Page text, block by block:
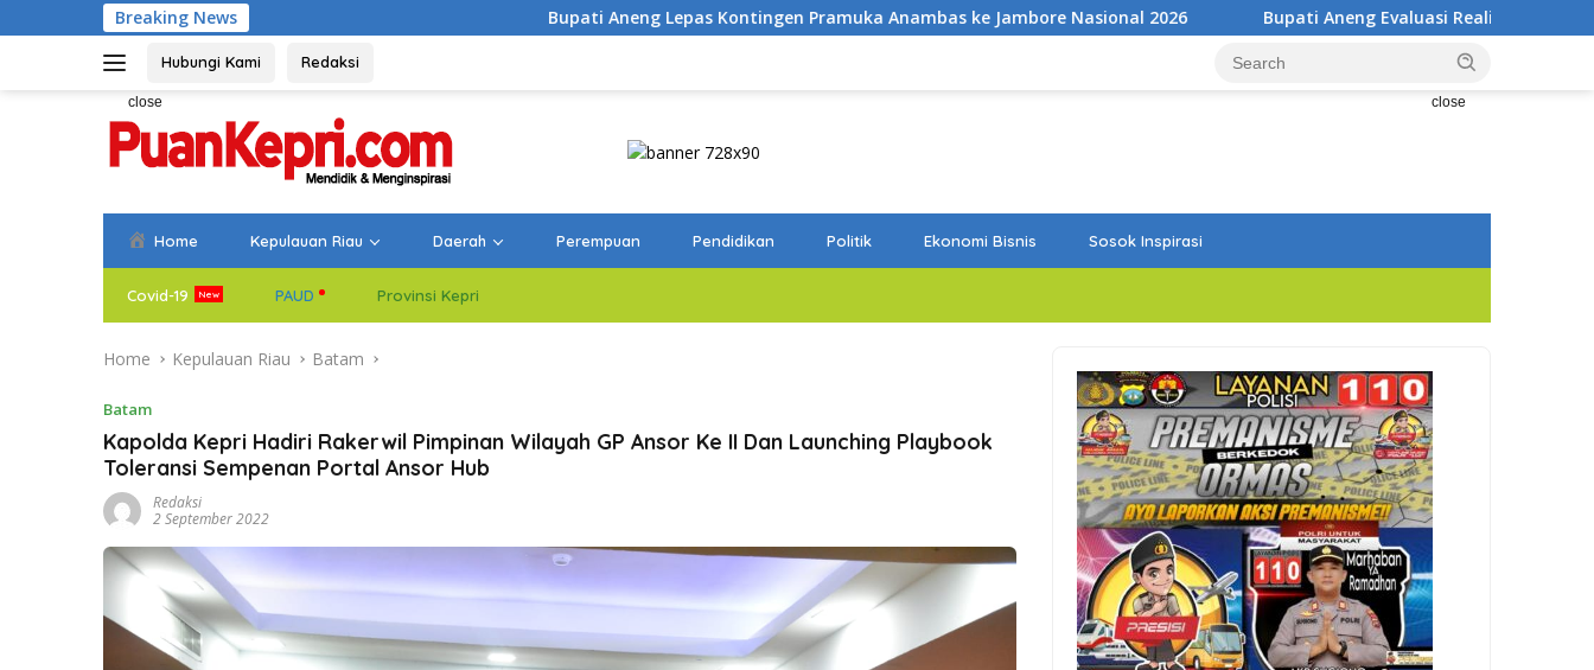
to
Breaking News Bupati Aneng Lepas Kontingen Pramuka Anambas ke Jambore Nasional 2026 Bupati Aneng Evaluasi Realisasi Anggaran Triwulan II 2026
Hubungi Kami Redaksi
close close
Home Kepulauan Riau Daerah Perempuan Pendidikan Politik Ekonomi Bisnis Sosok Inspirasi
Covid-19 PAUD Provinsi Kepri
Home Kepulauan Riau Batam
Batam
Kapolda Kepri Hadiri Rakerwil Pimpinan Wilayah GP Ansor Ke II Dan Launching Playbook
Toleransi Sempenan Portal Ansor Hub
Redaksi
2 September 2022